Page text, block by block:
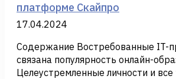
платформе Скайпро
17.04.2024
Содержание Востребованные IT-
связана популярность онлайн-
Целеустремленные личности и все